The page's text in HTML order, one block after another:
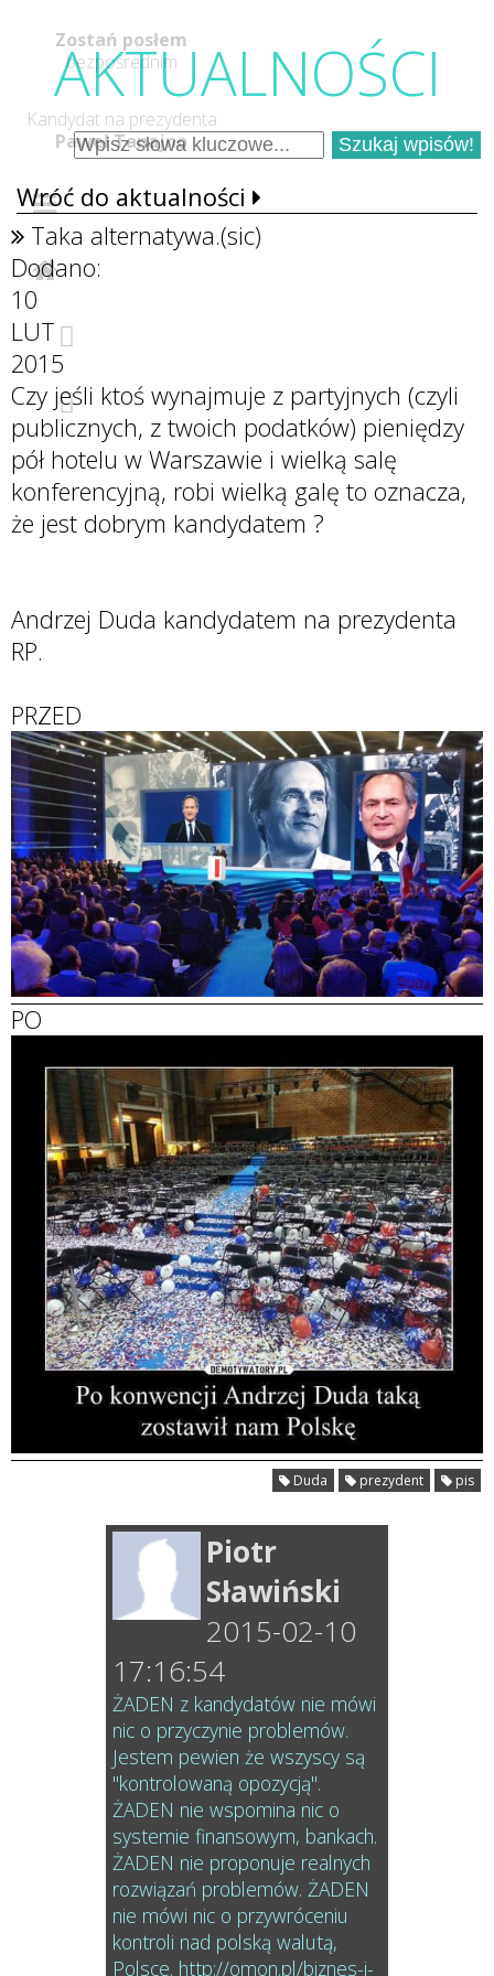
AKTUALNOŚCI
Wróć do aktualności
Taka alternatywa.(sic)
Dodano:
10
LUT
2015
Czy jeśli ktoś wynajmuje z partyjnych (czyli
publicznych, z twoich podatków) pieniędzy
pół hotelu w Warszawie i wielką salę
konferencyjną, robi wielką galę to oznacza,
że jest dobrym kandydatem ?
Andrzej Duda kandydatem na prezydenta
RP.
PRZED
PO
Duda prezydent pis
Piotr
Sławiński
2015-02-10
17:16:54
ŻADEN z kandydatów nie mówi
nic o przyczynie problemów.
Jestem pewien że wszyscy są
"kontrolowaną opozycją".
ŻADEN nie wspomina nic o
systemie finansowym, bankach.
ŻADEN nie proponuje realnych
rozwiązań problemów. ŻADEN
nie mówi nic o przywróceniu
kontroli nad polską walutą,
Polsce. http://omon.pl/biznes-i-
Zostań posłem
bezpośrednim
Kandydat na prezydenta
Paweł Tanajno